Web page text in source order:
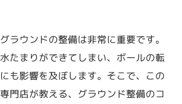
ラウンドの整備は非常に重要です。
たまりができてしまい、ボールの転
も影響を及ぼします。そこで、この
門店が教える、グラウンド整備のコ